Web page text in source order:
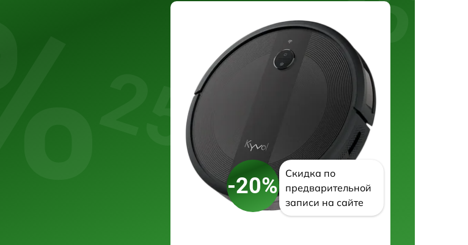
-20%
Скидка по
предварительной
записи на сайте